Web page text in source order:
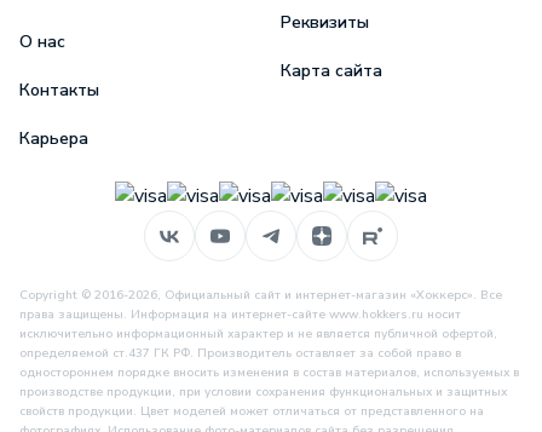
О нас
Контакты
Карьера
Реквизиты
Карта сайта
Copyright © 2016-2026, Официальный сайт и интернет-магазин «Хоккерс». Все
права защищены. Информация на интернет-сайте www.hokkers.ru носит
исключительно информационный характер и не является публичной офертой,
определяемой ст.437 ГК РФ. Производитель оставляет за собой право в
одностороннем порядке вносить изменения в состав материалов, используемых в
производстве продукции, при условии сохранения функциональных и защитных
свойств продукции. Цвет моделей может отличаться от представленного на